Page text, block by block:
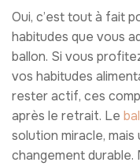
Oui, c’est tout à fait
habitudes que vous
ballon. Si vous
vos habitudes
rester actif, ces
après le retrait. Le
solution miracle,
changement durable.